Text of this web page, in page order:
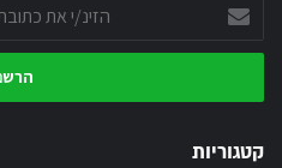
את
כתובת
שלך
קטגוריות